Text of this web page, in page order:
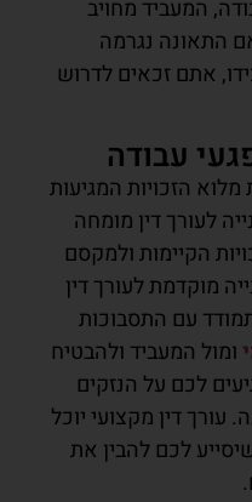
המעביד מחויב
התאונה נגרמה
אתם זכאים לדרוש
עבודה
הזכויות המגיעות
לעורך דין מומחה
הקיימות ולמקסם
מוקדמת לעורך דין
עם התסבוכות
ומול המעביד ולהבטיח
לכם על הנזקים
דין מקצועי יוכל
לכם להבין את